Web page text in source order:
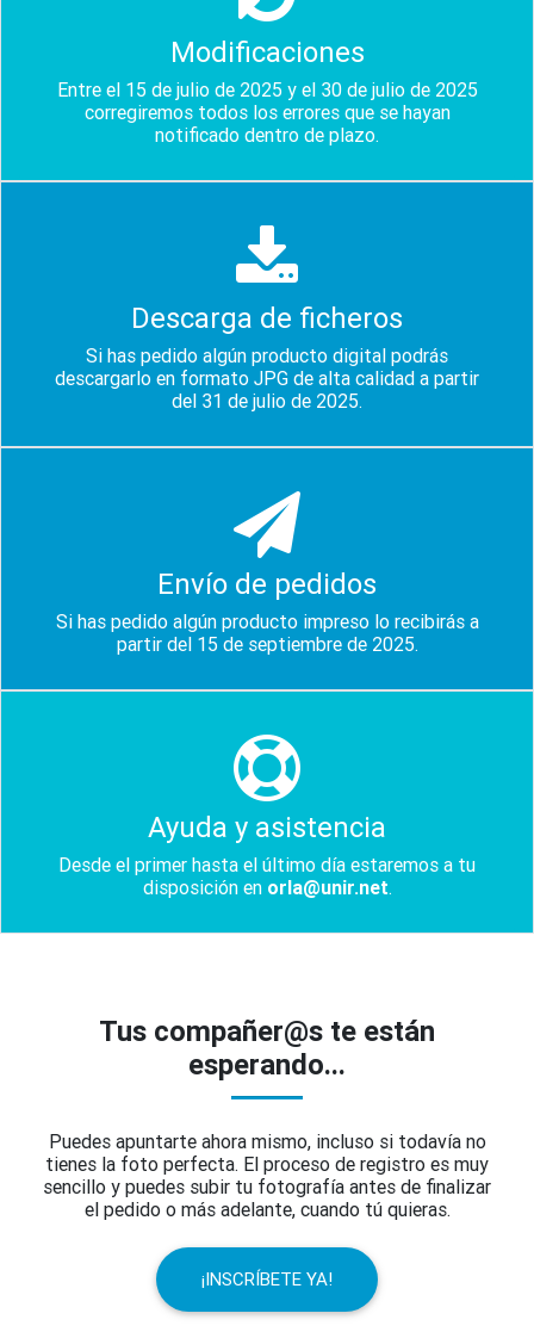
Modificaciones
Entre el 15 de julio de 2025 y el 30 de julio de 2025
corregiremos todos los errores que se hayan
notificado dentro de plazo.
Descarga de ficheros
Si has pedido algún producto digital podrás
descargarlo en formato JPG de alta calidad a partir
del 31 de julio de 2025.
Envío de pedidos
Si has pedido algún producto impreso lo recibirás a
partir del 15 de septiembre de 2025.
Ayuda y asistencia
Desde el primer hasta el último día estaremos a tu
disposición en orla@unir.net.
Tus compañer@s te están
esperando...
Puedes apuntarte ahora mismo, incluso si todavía no
tienes la foto perfecta. El proceso de registro es muy
sencillo y puedes subir tu fotografía antes de finalizar
el pedido o más adelante, cuando tú quieras.
¡INSCRÍBETE YA!